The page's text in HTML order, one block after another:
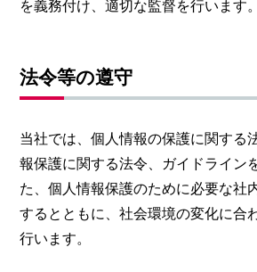
を義務付け、適切な監督を行います。
法令等の遵守
当社では、個人情報の保護に関する
報保護に関する法令、ガイドライン
た、個人情報保護のために必要な社
するとともに、社会環境の変化に合
行います。